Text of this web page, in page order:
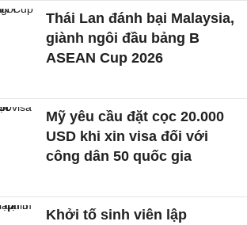
Thái Lan đánh bại Malaysia,
giành ngôi đầu bảng B
ASEAN Cup 2026
Mỹ yêu cầu đặt cọc 20.000
USD khi xin visa đối với
công dân 50 quốc gia
Khởi tố sinh viên lập